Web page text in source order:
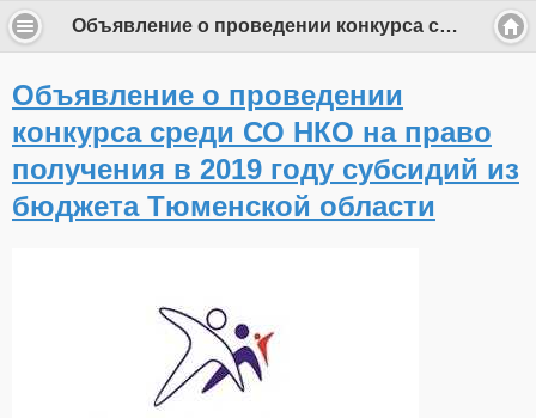
Объявление о проведении конкурса среди СО НКО на право получения в 2019 году субсидий из бюджета Тюменской области
Объявление о проведении
конкурса среди СО НКО на право
получения в 2019 году субсидий из
бюджета Тюменской области